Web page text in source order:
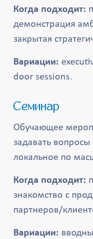
Когда подходит:
демонстрация
закрытая
Вариации:
door sessions.
Семинар
Обучающее
задавать
локальное по
Когда подходит:
знакомство с
партнеров/
Вариации: